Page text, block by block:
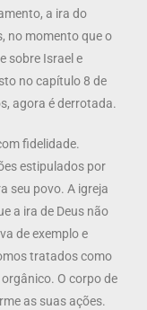
a ira do
no momento que o
sobre Israel e
no capítulo 8 de
agora é derrotada.
fidelidade.
estipulados por
seu povo. A igreja
a ira de Deus não
de exemplo e
tratados como
O corpo de
as suas ações.